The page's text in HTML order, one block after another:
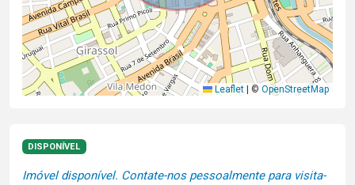
Leaflet © OpenStreetMap
DISPONÍVEL
Imóvel disponível. Contate-nos pessoalmente para visita-